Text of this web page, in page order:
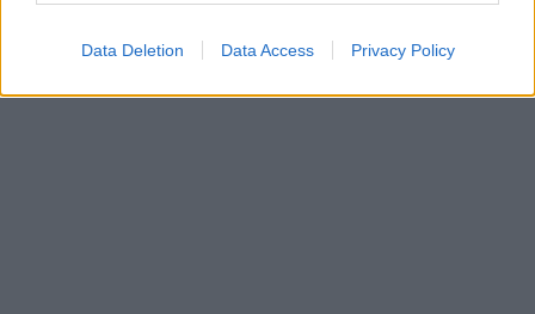
Data Deletion Data Access Privacy Policy